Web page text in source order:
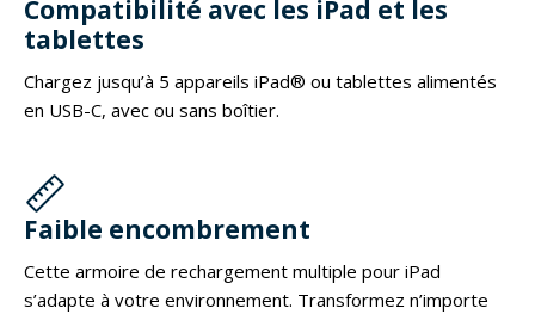
Compatibilité avec les iPad et les
tablettes
Chargez jusqu’à 5 appareils iPad® ou tablettes alimentés
en USB-C, avec ou sans boîtier.
Faible encombrement
Cette armoire de rechargement multiple pour iPad
s’adapte à votre environnement. Transformez n’importe